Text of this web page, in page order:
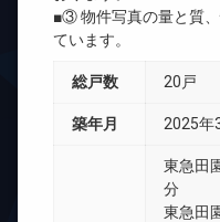
■③ 物件写真の量と質
ています。
総戸数 20戸
築年月 2025年
東急田
分
東急田